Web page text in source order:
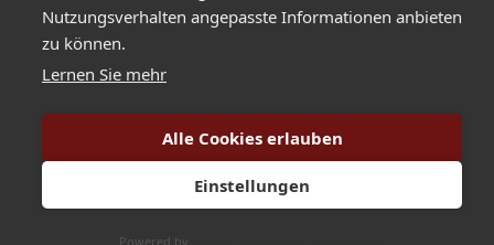
Greimelstraße 24a / 83236 Übersee / Germany
+49 8642 596 580/
+49 8642 596 58-29 /
info@hartlauer.de
Copyright Hartlauer Präzisions Elektronik GmbH. All rights reserved 2025.
Nutzungsverhalten angepasste Informationen anbieten
zu können.
Lernen Sie mehr
Alle Cookies erlauben
Einstellungen
Powered by